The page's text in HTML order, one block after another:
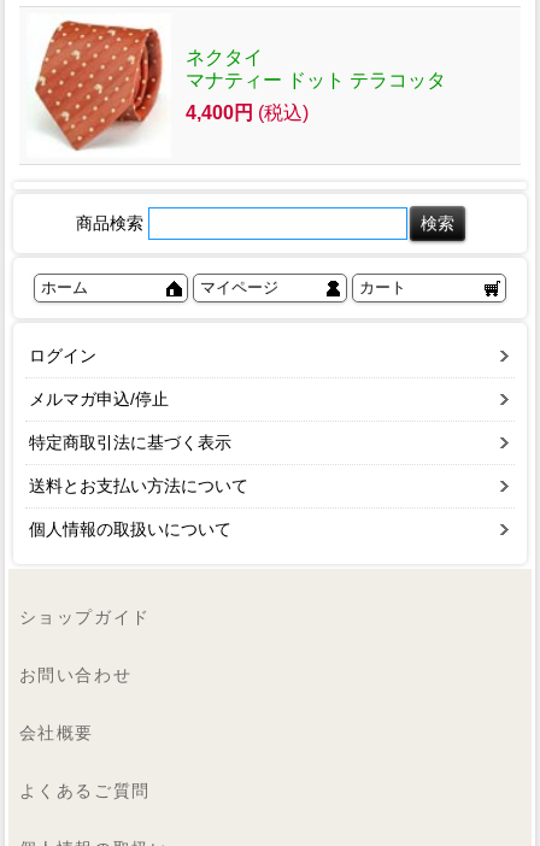
ネクタイ
マナティー ドット テラコッタ
4,400円 (税込)
商品検索
ホーム マイページ カート
ログイン
メルマガ申込/停止
特定商取引法に基づく表示
送料とお支払い方法について
個人情報の取扱いについて
ショップガイド
お問い合わせ
会社概要
よくあるご質問